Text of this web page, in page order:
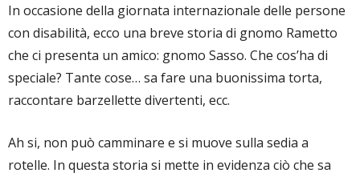
In occasione della giornata internazionale delle persone
con disabilità, ecco una breve storia di gnomo Rametto
che ci presenta un amico: gnomo Sasso. Che cos’ha di
speciale? Tante cose… sa fare una buonissima torta,
raccontare barzellette divertenti, ecc.
Ah si, non può camminare e si muove sulla sedia a
rotelle. In questa storia si mette in evidenza ciò che sa